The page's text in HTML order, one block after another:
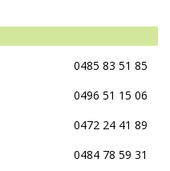
0485 83 51 85
0496 51 15 06
0472 24 41 89
0484 78 59 31